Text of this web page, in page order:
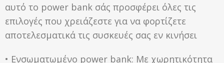
αυτό το power bank σάς προσφέρει όλες τις
επιλογές που χρειάζεστε για να φορτίζετε
αποτελεσματικά τις συσκευές σας εν κινήσει
• Ενσωματωμένο power bank: Με χωρητικότητα